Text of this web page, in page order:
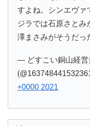
すよね。シンエヴァ
ジラでは石原さと
澤まさみがそうだっ
— どすこい銅山経営
+0000 2021